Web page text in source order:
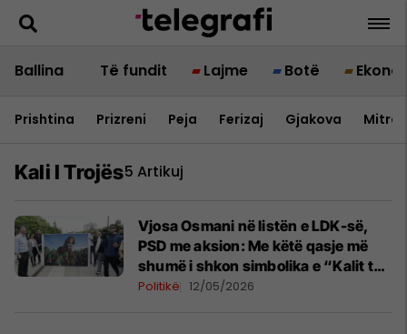
Ballina Të fundit Lajme Botë
Prishtina Prizreni Peja Ferizaj Gjakova
Kali I Trojës5 Artikuj
Vjosa Osmani në listën e LDK-së,
PSD me aksion: Me këtë qasje më
shumë i shkon simbolika e “Kalit të
Trojës”
Politikë 12/05/2026